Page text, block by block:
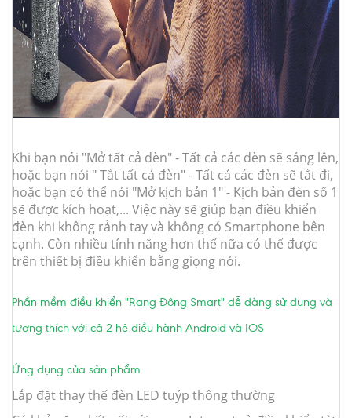
Khi bạn nói "Mở tất cả đèn" - Tất cả các đèn sẽ sáng lên,
hoặc bạn nói " Tắt tất cả đèn" - Tất cả các đèn sẽ tắt đi,
hoặc bạn có thể nói "Mở kịch bản 1" - Kịch bản đèn số 1
sẽ được kích hoạt,... Việc này sẽ giúp bạn điều khiển
đèn khi không rảnh tay và không có Smartphone bên
cạnh. Còn nhiều tính năng hơn thế nữa có thể được
trên thiết bị điều khiển bằng giọng nói.
Phần mềm điều khiển "Rạng Đông Smart" dễ dàng sử dụng và
tương thích với cả 2 hệ điều hành Android và IOS
Ứng dụng của sản phẩm
Lắp đặt thay thế đèn LED tuýp thông thường